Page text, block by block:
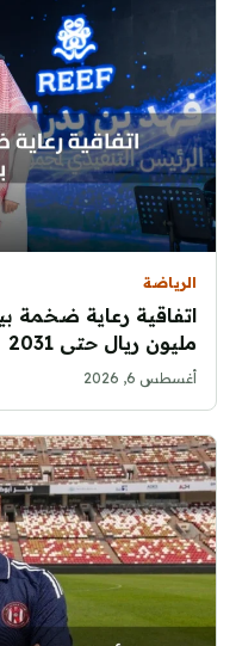
الرياضة
مليون ريال حتى 2031
أغسطس 6, 2026